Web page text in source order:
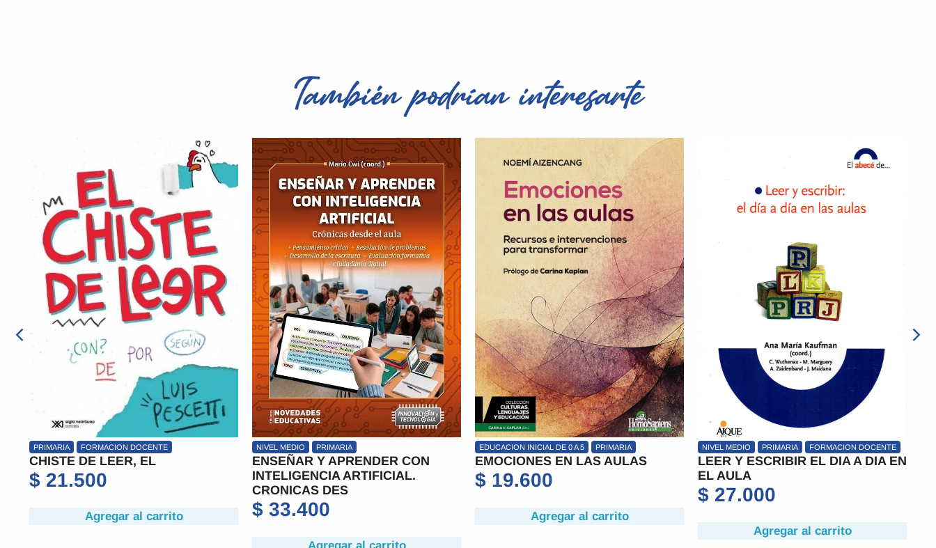
También podrían interesarte
NIVEL MEDIO PRIMARIA
ENSEÑAR Y APRENDER CON
INTELIGENCIA ARTIFICIAL.
CRONICAS DES
33.400
EDUCACION INICIAL DE 0 A 5
EMOCIONES EN LAS AULAS
$19.600
Agregar al carrito
NIVEL MEDIO PRIMARIA FORMACION DOCENTE
LEER Y ESCRIBIR EL DIA A DIA EN
EL AULA
$ 27.000
PRIMARIA FORMACION DOCENTE
CHISTE DE LEER, EL
$21.500